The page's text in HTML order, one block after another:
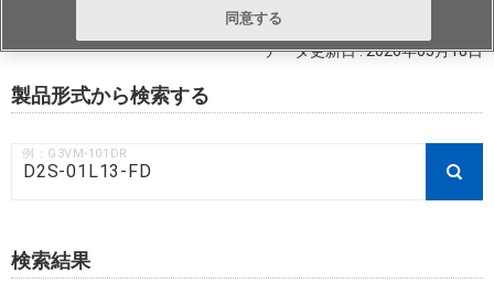
データ更新日 : 2026年03月18日
製品形式から検索する
例：G3VM-101DR
検索結果
同意する